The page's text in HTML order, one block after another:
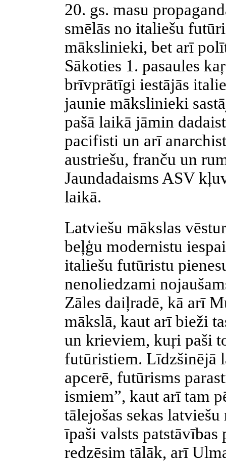
20. gs. masu
smēlās no italiešu
mākslinieki, bet arī
Sākoties 1. pasaules
brīvprātīgi iestājās
jaunie mākslinieki
pašā laikā jāmin
pacifisti un arī
austriešu, franču un
Jaundadaisms ASV
laikā.
Latviešu mākslas
beļģu modernistu
italiešu futūristu
nenoliedzami
Zāles daiļradē, kā arī
mākslā, kaut arī bieži
un krieviem, kuŗi paši
futūristiem. Līdzšinējā
apcerē, futūrisms
ismiem”, kaut arī tam
tālejošas sekas
īpaši valsts patstāvības
redzēsim tālāk, arī